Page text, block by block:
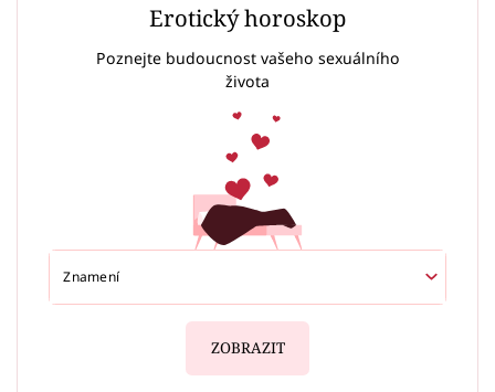
Erotický horoskop
Poznejte budoucnost vašeho sexuálního
života
ZOBRAZIT